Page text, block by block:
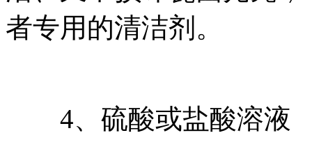
者专用的清洁剂。
4、硫酸或盐酸溶液